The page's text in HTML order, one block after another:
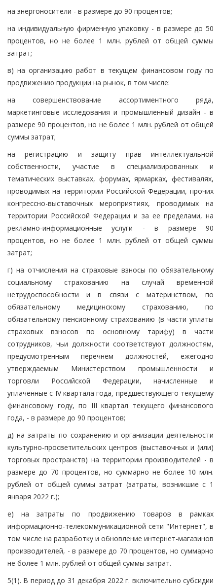
на энергоносители - в размере до 90 процентов;
на индивидуальную фирменную упаковку - в размере до 50
процентов, но не более 1 млн. рублей от общей суммы
затрат;
в) на организацию работ в текущем финансовом году по
продвижению продукции на рынок, в том числе:
на совершенствование ассортиментного ряда,
маркетинговые исследования и промышленный дизайн - в
размере 90 процентов, но не более 1 млн. рублей от общей
суммы затрат;
на регистрацию и защиту прав интеллектуальной
собственности, участие в специализированных и
тематических выставках, форумах, ярмарках, фестивалях,
проводимых на территории Российской Федерации, прочих
конгрессно-выставочных мероприятиях, проводимых на
территории Российской Федерации и за ее пределами, на
рекламно-информационные услуги - в размере 90
процентов, но не более 1 млн. рублей от общей суммы
затрат;
г) на отчисления на страховые взносы по обязательному
социальному страхованию на случай временной
нетрудоспособности и в связи с материнством, по
обязательному медицинскому страхованию, по
обязательному пенсионному страхованию (в части уплаты
страховых взносов по основному тарифу) в части
сотрудников, чьи должности соответствуют должностям,
предусмотренным перечнем должностей, ежегодно
утверждаемым Министерством промышленности и
торговли Российской Федерации, начисленные и
уплаченные с IV квартала года, предшествующего текущему
финансовому году, по III квартал текущего финансового
года, - в размере до 90 процентов;
д) на затраты по сохранению и организации деятельности
культурно-просветительских центров (выставочных и (или)
торговых пространств) на территории производителей - в
размере до 70 процентов, но суммарно не более 10 млн.
рублей от общей суммы затрат (затраты, возникшие с 1
января 2022 г.);
е) на затраты по продвижению товаров в рамках
информационно-телекоммуникационной сети "Интернет", в
том числе на разработку и обновление интернет-магазинов
производителей, - в размере до 70 процентов, но суммарно
не более 1 млн. рублей от общей суммы затрат.
5(1). В период до 31 декабря 2022 г. включительно субсидии